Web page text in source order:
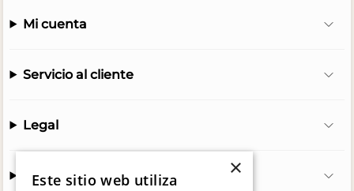
Mi cuenta
Servicio al cliente
Legal
Hush Puppies ×
Este sitio web utiliza